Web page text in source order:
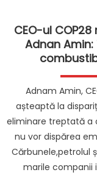
CEO-ul
Adnan
Adnam Amin,
așteaptă la
eliminare treptată a
nu vor dispărea
Cărbunele,petrolul
marile companii